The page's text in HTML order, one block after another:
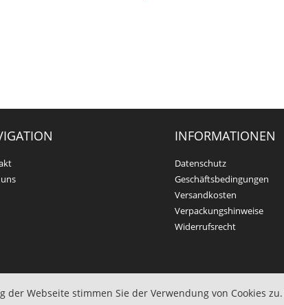
INFORMATIONEN
Datenschutz
Geschäftsbedingungen
Versandkosten
Verpackungshinweise
Widerrufsrecht
Webseite stimmen Sie der Verwendung von Cookies zu.